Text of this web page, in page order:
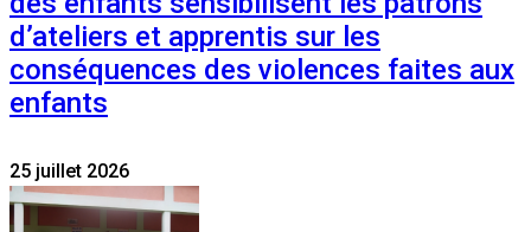
d’ateliers et apprentis sur les
conséquences des violences faites aux
enfants
25 juillet 2026